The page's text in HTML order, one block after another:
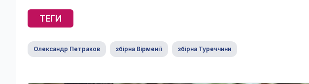
ТЕГИ
Олександр Петраков збірна Вірменії збірна Туреччини